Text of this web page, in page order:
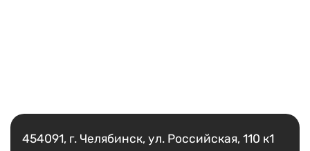
454091, г. Челябинск, ул. Российская, 110 к1